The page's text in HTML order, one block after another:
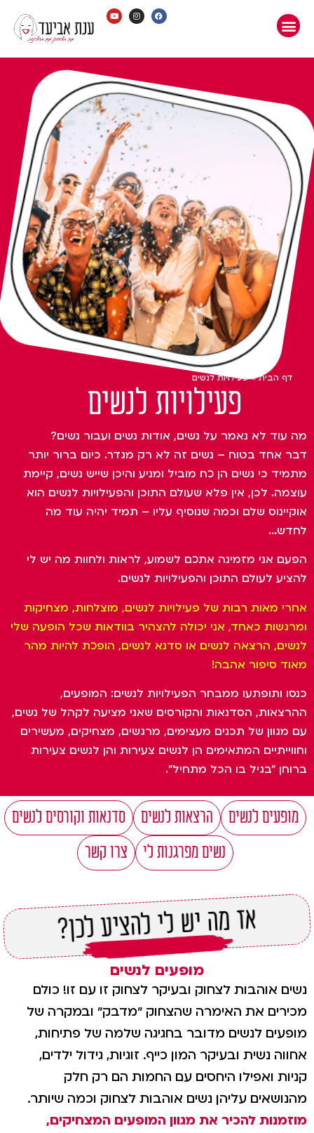
דף הבית»פעילויות לנשים
פעילויות לנשים
מה עוד לא נאמר על נשים, אודות נשים ועבור נשים?
דבר אחד בטוח – נשים זה לא רק מגדר. כיום ברור יותר
מתמיד כי נשים הן כח מוביל ומניע והיכן שייש נשים, קיימת
עוצמה. לכן, אין פלא שעולם התוכן והפעילויות לנשים הוא
אוקיינוס שלם וכמה שנוסיף עליו – תמיד יהיה עוד מה
לחדש…
הפעם אני מזמינה אתכם לשמוע, לראות ולחוות מה יש לי
להציע לעולם התוכן והפעילויות לנשים.
אחרי מאות רבות של פעילויות לנשים, מוצלחות, מצחיקות
ומרגשות כאחד, אני יכולה להצהיר בוודאות שכל הופעה שלי
לנשים, הרצאה לנשים או סדנא לנשים, הופכת להיות מהר
מאוד סיפור אהבה!
כנסו ותופתעו ממבחר הפעילויות לנשים: המופעים,
ההרצאות, הסדנאות והקורסים שאני מציעה לקהל של נשים,
עם מגוון של תכנים מעצימים, מרגשים, מצחיקים, מעשירים
וחווייתיים המתאימים הן לנשים צעירות והן לנשים צעירות
ברוחן "בגיל בו הכל מתחיל".
מופעים לנשים הרצאות לנשים
סדנאות וקורסים לנשים
נשים מפרגנות לי
צרו קשר
אז מה יש לי להציע לכן?
מופעים לנשים
נשים אוהבות לצחוק ובעיקר לצחוק זו עם זו! כולם
מכירים את האימרה שהצחוק "מדבק" ובמקרה של
מופעים לנשים מדובר בחגיגה שלמה של פתיחות,
אחווה נשית ובעיקר המון כייף. זוגיות, גידול ילדים,
קניות ואפילו היחסים עם החמות הם רק חלק
מהנושאים עליהן נשים אוהבות לצחוק וכמה שיותר.
מוזמנות להכיר את מגוון המופעים המצחיקים,